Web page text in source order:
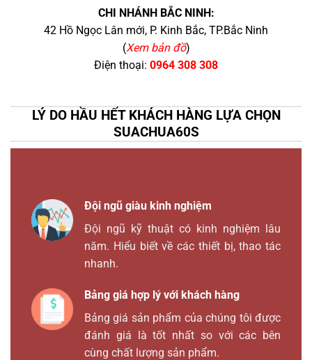
CHI NHÁNH BẮC NINH:
42 Hồ Ngọc Lân mới, P. Kinh Bắc, TP.Bắc Ninh
(Xem bản đồ)
Điện thoại: 0964 308 308
LÝ DO HẦU HẾT KHÁCH HÀNG LỰA CHỌN
SUACHUA60S
Đội ngũ giàu kinh nghiệm
Đội ngũ kỹ thuật có kinh nghiệm lâu
năm. Hiểu biết về các thiết bị, thao tác
nhanh.
Bảng giá hợp lý với khách hàng
Bảng giá sản phẩm của chúng tôi được
đánh giá là tốt nhất so với các bên
cùng chất lượng sản phẩm.